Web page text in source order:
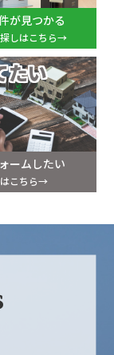
が見つかる
しはこちら
たい
ームしたい
こちら